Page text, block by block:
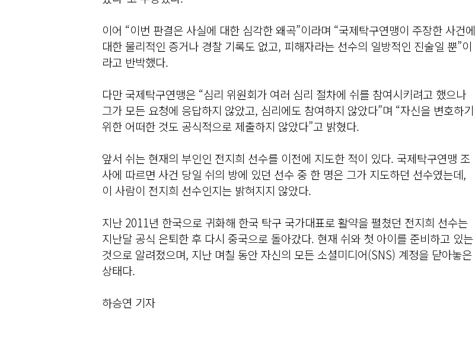
이어 “이번 판결은 사실에 대한 심각한 왜곡”이라며 “국제탁구연맹이 주장한 사건에
대한 물리적인 증거나 경찰 기록도 없고, 피해자라는 선수의 일방적인 진술일 뿐”이
라고 반박했다.
다만 국제탁구연맹은 “심리 위원회가 여러 심리 절차에 쉬를 참여시키려고 했으나
그가 모든 요청에 응답하지 않았고, 심리에도 참여하지 않았다”며 “자신을 변호하기
위한 어떠한 것도 공식적으로 제출하지 않았다”고 밝혔다.
앞서 쉬는 현재의 부인인 전지희 선수를 이전에 지도한 적이 있다. 국제탁구연맹 조
사에 따르면 사건 당일 쉬의 방에 있던 선수 중 한 명은 그가 지도하던 선수였는데,
이 사람이 전지희 선수인지는 밝혀지지 않았다.
지난 2011년 한국으로 귀화해 한국 탁구 국가대표로 활약을 펼쳤던 전지희 선수는
지난달 공식 은퇴한 후 다시 중국으로 돌아갔다. 현재 쉬와 첫 아이를 준비하고 있는
것으로 알려졌으며, 지난 며칠 동안 자신의 모든 소셜미디어(SNS) 계정을 닫아놓은
상태다.
하승연 기자